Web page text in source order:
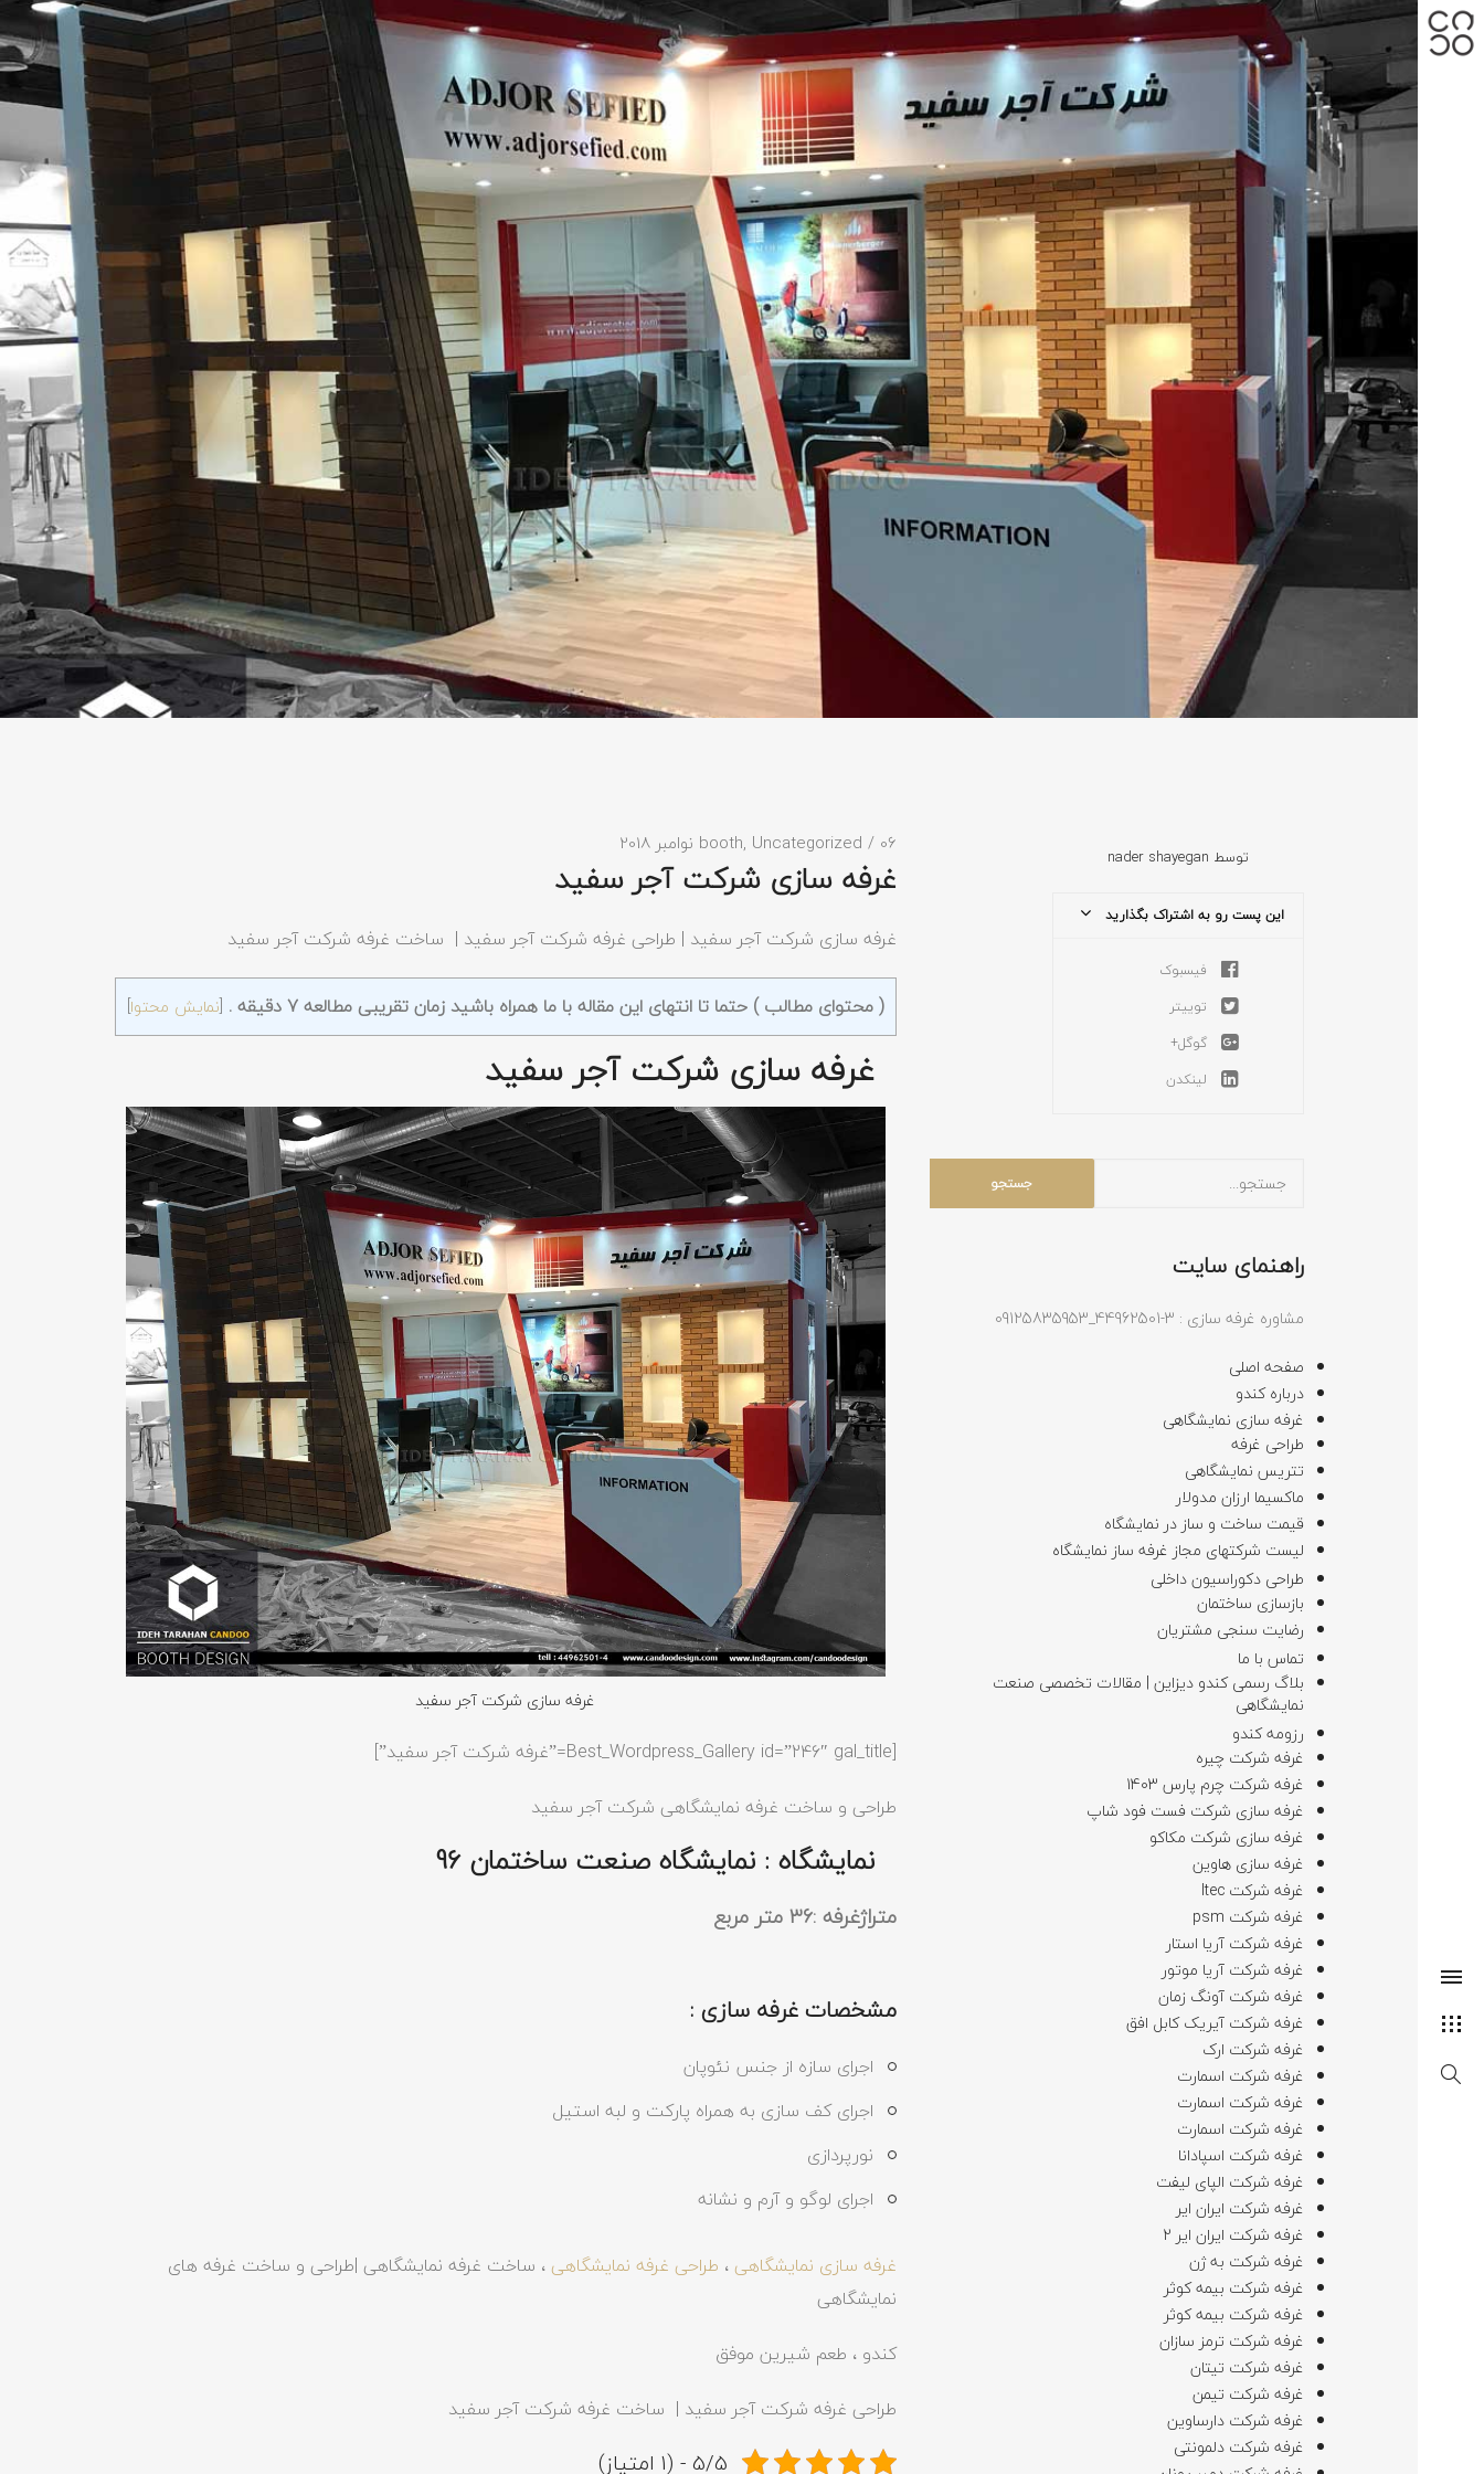
توسط nader shayegan
این پست رو به اشتراک بگذارید
فیسبوک
توییتر
گوگل+
لینکدن
راهنمای سایت
مشاوره غرفه سازی : 3-44962501_09125835953
صفحه اصلی
درباره کندو
غرفه سازی نمایشگاهی
طراحی غرفه
تتریس نمایشگاهی
ماکسیما ارزان مدولار
قیمت ساخت و ساز در نمایشگاه
لیست شرکتهای مجاز غرفه ساز نمایشگاه
طراحی دکوراسیون داخلی
بازسازی ساختمان
رضایت سنجی مشتریان
تماس با ما
بلاگ رسمی کندو دیزاین | مقالات تخصصی صنعت
نمایشگاهی
رزومه کندو
غرفه شرکت چیره
غرفه شرکت چرم پارس 1403
غرفه سازی شرکت فست فود شاپ
غرفه سازی شرکت مکاکو
غرفه سازی هاوین
غرفه شرکت Itec
غرفه شرکت psm
غرفه شرکت آریا استار
غرفه شرکت آریا موتور
غرفه شرکت آونگ زمان
غرفه شرکت آیریک کابل افق
غرفه شرکت ارک
غرفه شرکت اسمارت
غرفه شرکت اسمارت
غرفه شرکت اسمارت
غرفه شرکت اسپادانا
غرفه شرکت الپای لیفت
غرفه شرکت ایران ایر
غرفه شرکت ایران ایر 2
غرفه شرکت به ژن
غرفه شرکت بیمه کوثر
غرفه شرکت بیمه کوثر
غرفه شرکت ترمز سازان
غرفه شرکت تیتان
غرفه شرکت تیمن
غرفه شرکت دارساوین
غرفه شرکت دلمونتی
booth, Uncategorized / 06 نوامبر 2018
غرفه سازی شرکت آجر سفید
غرفه سازی شرکت آجر سفید | طراحی غرفه شرکت آجر سفید | ساخت غرفه شرکت آجر سفید
( محتوای مطالب ) حتما تا انتهای این مقاله با ما همراه باشید زمان تقریبی مطالعه 7 دقیقه . [نمایش محتوا]
غرفه سازی شرکت آجر سفید
غرفه سازی شرکت آجر سفید
[Best_Wordpress_Gallery id=”246″ gal_title=”غرفه شرکت آجر سفید”]
طراحی و ساخت غرفه نمایشگاهی شرکت آجر سفید
نمایشگاه : نمایشگاه صنعت ساختمان 96
متراژغرفه :36 متر مربع
مشخصات غرفه سازی :
اجرای سازه از جنس نئوپان
اجرای کف سازی به همراه پارکت و لبه استیل
نورپردازی
اجرای لوگو و آرم و نشانه
غرفه سازی نمایشگاهی، طراحی غرفه نمایشگاهی، ساخت غرفه نمایشگاهی |طراحی و ساخت غرفه های
نمایشگاهی
کندو ، طعم شیرین موفق
طراحی غرفه شرکت آجر سفید | ساخت غرفه شرکت آجر سفید
5/5 - (1 امتیاز)